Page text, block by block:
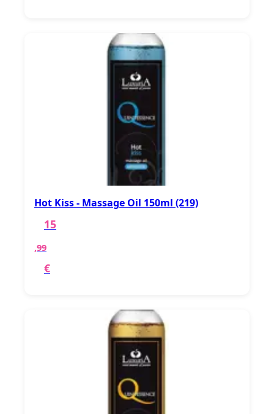
Hot Kiss - Massage Oil 150ml (219)
15
,99
€